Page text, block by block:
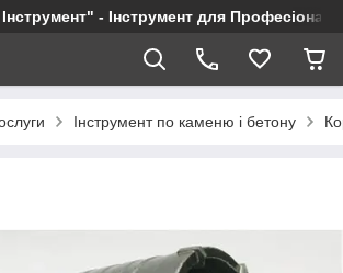
- Інструмент для
Інструмент по каменю і бетону